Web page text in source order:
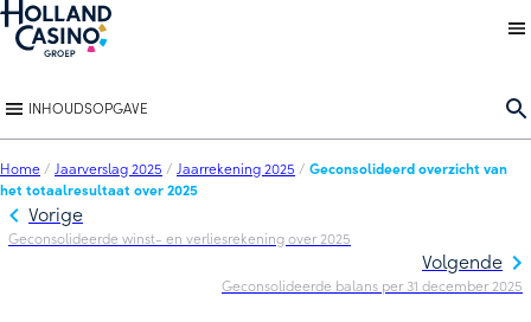
Back to homepage
INHOUDSOPGAVE
Home / Jaarverslag 2025 / Jaarrekening 2025 / Geconsolideerd overzicht van
het totaalresultaat over 2025
Volgende
Geconsolideerde balans per 31 december 2025
Vorige
Geconsolideerde winst- en verliesrekening over 2025